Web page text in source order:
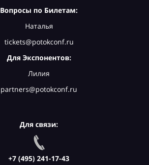
Вопросы по Билетам:
Наталья
tickets@potokconf.ru
Для Экспонентов:
Лилия
partners@potokconf.ru
Для связи:
+7 (495) 241-17-43